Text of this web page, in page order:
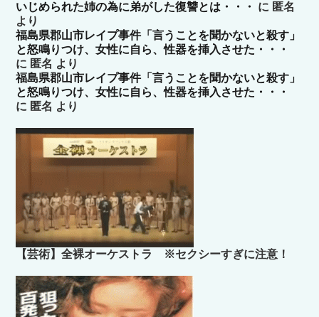
いじめられた姉の為に弟がした復讐とは・・・
に 匿名
より
福島県郡山市レイプ事件「言うことを聞かないと殺す」
と怒鳴りつけ、女性に自ら、性器を挿入させた・・・
に 匿名 より
福島県郡山市レイプ事件「言うことを聞かないと殺す」
と怒鳴りつけ、女性に自ら、性器を挿入させた・・・
に 匿名 より
【芸術】全裸オーケストラ ※セクシーすぎに注意！